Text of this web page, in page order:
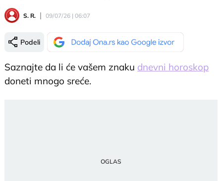
S. R. 09/07/26 | 06:07
Podeli
Saznajte da li će vašem znaku dnevni horoskop
doneti mnogo sreće.